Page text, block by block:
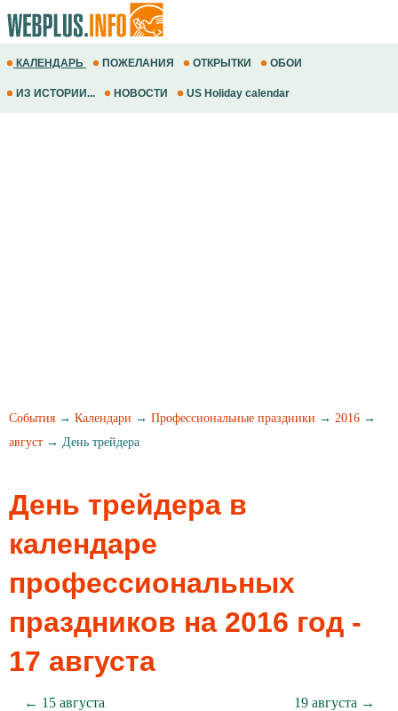
КАЛЕНДАРЬ ПОЖЕЛАНИЯ ОТКРЫТКИ ОБОИ
ИЗ ИСТОРИИ... НОВОСТИ US Holiday calendar
События → Календари → Профессиональные праздники → 2016 →
август → День трейдера
День трейдера в
календаре
профессиональных
праздников на 2016 год -
17 августа
← 15 августа 19 августа →